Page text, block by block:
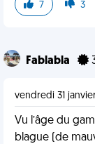
7 3
Fablabla
vendredi 31
Vu l’âge du
blague (de